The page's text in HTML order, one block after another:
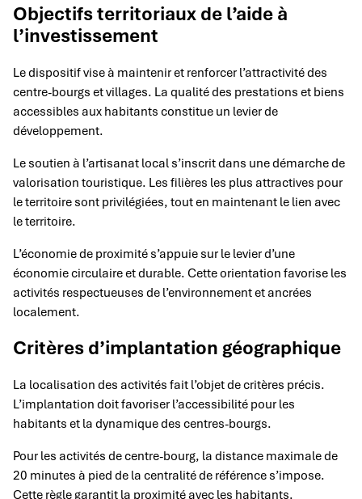
Objectifs territoriaux de l’aide à
l’investissement
Le dispositif vise à maintenir et renforcer l’attractivité des
centre-bourgs et villages. La qualité des prestations et biens
accessibles aux habitants constitue un levier de
développement.
Le soutien à l’artisanat local s’inscrit dans une démarche de
valorisation touristique. Les filières les plus attractives pour
le territoire sont privilégiées, tout en maintenant le lien avec
le territoire.
L’économie de proximité s’appuie sur le levier d’une
économie circulaire et durable. Cette orientation favorise les
activités respectueuses de l’environnement et ancrées
localement.
Critères d’implantation géographique
La localisation des activités fait l’objet de critères précis.
L’implantation doit favoriser l’accessibilité pour les
habitants et la dynamique des centres-bourgs.
Pour les activités de centre-bourg, la distance maximale de
20 minutes à pied de la centralité de référence s’impose.
Cette règle garantit la proximité avec les habitants.